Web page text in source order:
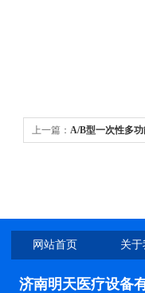
上一篇： A/B型一次性多
网站首页 关
济南明天医疗设备